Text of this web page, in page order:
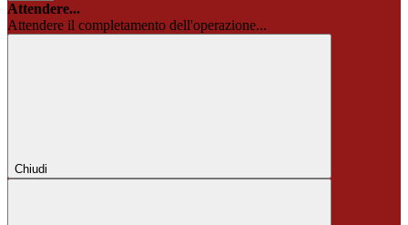
Attendere...
Attendere il completamento dell'operazione...
Chiudi